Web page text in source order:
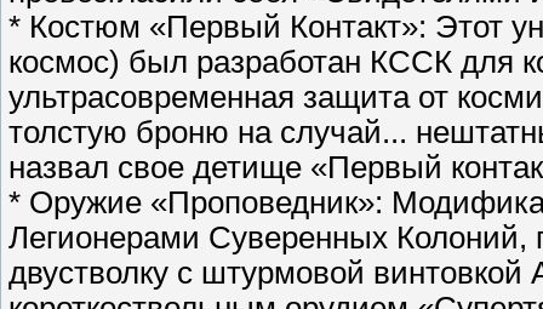
* Костюм «Первый Контакт»: Этот
космос) был разработан КССК для
ультрасовременная защита от
толстую броню на случай...
назвал свое детище «Первый
* Оружие «Проповедник»:
Легионерами Суверенных Колоний,
двустволку с штурмовой винтовкой